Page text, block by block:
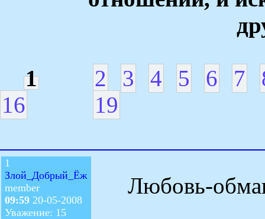
1 2 3 4 5 6 7
16
19
1
Злой_Добрый_Ёж
member
09:59 20-05-2008
Уважение: 15
Любовь-